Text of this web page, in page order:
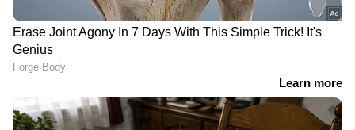
പേവിഷബാധയെ തടുക്കാനുള്ള ഏറ്റവും നല്ല
മാർഗമാണ് വാക‍്സിനേഷൻ. നായ
തൊലിപ്പുറത്ത് മാന്തുക, രക്തസ്രാവം വരാത്ത